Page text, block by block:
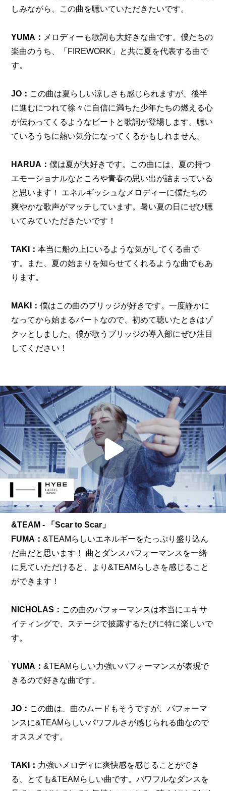
しみながら、この曲を聴いていただきたいです。
YUMA： メロディーも歌詞も大好きな曲です。僕たちの
楽曲のうち、「FIREWORK」と共に夏を代表する曲で
す。
JO： この曲は夏らしい涼しさも感じられますが、後半
に進むにつれて徐々に自信に満ちた少年たちの燃える心
が伝わってくるようなビートと歌詞が登場します。聴い
ているうちに熱い気分になってくるかもしれません。
HARUA：僕は夏が大好きです。この曲には、夏の持つ
エモーショナルなところや青春の思い出が詰まっている
と思います！ エネルギッシュなメロディーに僕たちの
爽やかな歌声がマッチしています。暑い夏の日にぜひ聴
いてみていただきたいです！
TAKI：本当に船の上にいるような気がしてくる曲で
す。また、夏の始まりを知らせてくれるような曲でもあ
ります。
MAKI：僕はこの曲のブリッジが好きです。一度静かに
なってから始まるパートなので、初めて聴いたときはゾ
クッとしました。僕が歌うブリッジの導入部にぜひ注目
してください！
&TEAM - 「Scar to Scar」
FUMA：&TEAMらしいエネルギーをたっぷり盛り込ん
だ曲だと思います！ 曲とダンスパフォーマンスを一緒
に見ていただけると、より&TEAMらしさを感じること
ができます！
NICHOLAS： この曲のパフォーマンスは本当にエキサ
イティングで、ステージで披露するたびに特に楽しいで
す。
YUMA：&TEAMらしい力強いパフォーマンスが表現で
きるので好きな曲です。
JO： この曲は、曲のムードもそうですが、パフォーマ
ンスに&TEAMらしいパワフルさが感じられる曲なので
オススメです。
TAKI： 力強いメロディに爽快感を感じることができ
る、とても&TEAMらしい曲です。パワフルなダンスを